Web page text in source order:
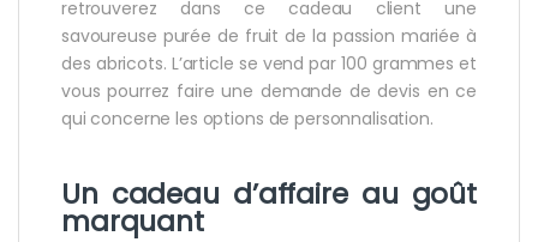
retrouverez dans ce cadeau client une
savoureuse purée de fruit de la passion mariée à
des abricots. L’article se vend par 100 grammes et
vous pourrez faire une demande de devis en ce
qui concerne les options de personnalisation.
Un cadeau d’affaire au goût
marquant